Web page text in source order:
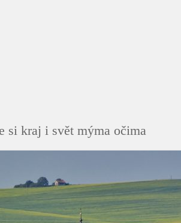
si kraj i svět mýma očima